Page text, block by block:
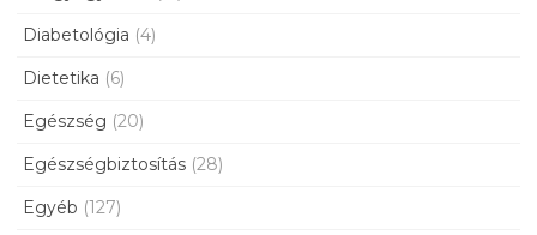
Diabetológia (4)
Dietetika (6)
Egészség (20)
Egészségbiztosítás (28)
Egyéb (127)